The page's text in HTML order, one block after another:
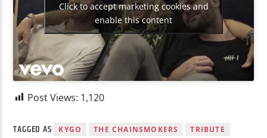
Click to accept marketing cookies and
enable this content
Post Views: 1,120
TAGGED AS KYGO THE CHAINSMOKERS
TRIBUTE